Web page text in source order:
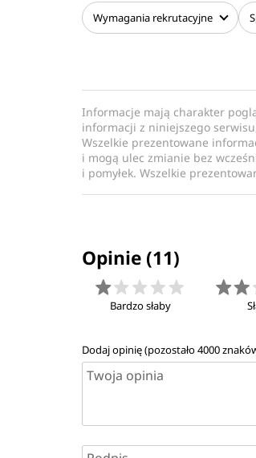
wbudowanych i sterowania
System punktacji ECTS,
opcjonalnych w całym toku
każdego absolwenta.
Studia II stopnia:
informatyki, w tym procesów
kształcą specjalistów
niezbędne obecnie w
Możliwość wyboru
opcjonalnych w całym toku
Wymagania rekrutacyjne
Informacje mają charakter
informacji z niniejszego
Wszelkie prezentowane
i mogą ulec zmianie bez
i pomyłek. Wszelkie
Opinie (11)
Bardzo słaby
Dodaj opinię (pozostało4000